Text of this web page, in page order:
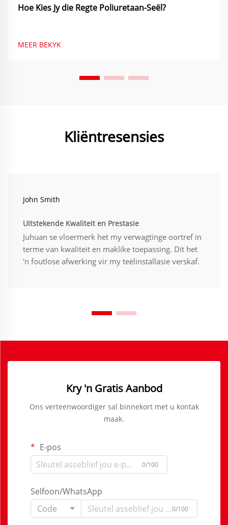
Hoe Kies Jy die Regte Poliuretaan-Seël?
MEER BEKYK
Kliëntresensies
John Smith
Uitstekende Kwaliteit en Prestasie
Juhuan se vloermerk het my verwagtinge oortref in
terme van kwaliteit en maklike toepassing. Dit het
'n foutlose afwerking vir my teëlinstallasie verskaf.
Kry 'n Gratis Aanbod
Ons verteenwoordiger sal binnekort met u kontak
maak.
E-pos
0/100
Selfoon/WhatsApp
Code
0/100